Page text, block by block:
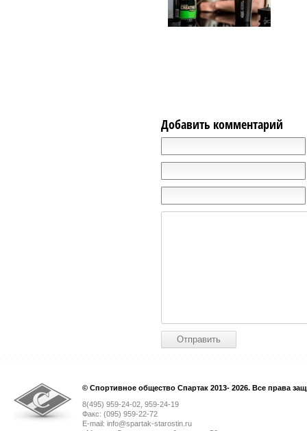
Добавить комментарий
© Спортивное общество Спартак 2013- 2026. Все права
8(495) 959-24-02, 959-24-19
Факс: (095) 959-22-72
E-mail: info@spartak-starostin.ru